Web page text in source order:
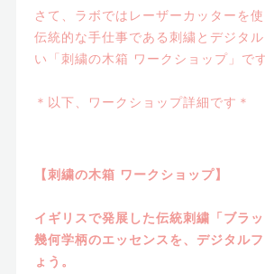
さて、ラボではレーザーカッターを
伝統的な手仕事である刺繍とデジタ
い「刺繍の木箱 ワークショップ」で
＊以下、ワークショップ詳細です＊
【刺繍の木箱 ワークショップ】
イギリスで発展した伝統刺繍「ブラ
幾何学柄のエッセンスを、デジタル
ょう。